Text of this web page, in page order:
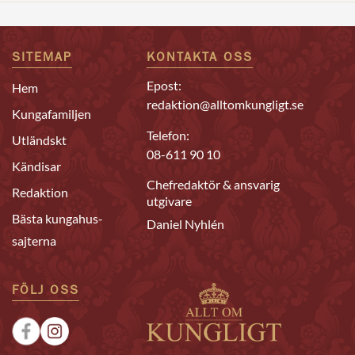
SITEMAP
Hem
Kungafamiljen
Utländskt
Kändisar
Redaktion
Bästa kungahus-
sajterna
KONTAKTA OSS
Epost:
redaktion@alltomkungligt.se
Telefon:
08-611 90 10
Chefredaktör & ansvarig
utgivare
Daniel Nyhlén
FÖLJ OSS